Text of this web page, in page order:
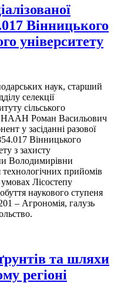
Вінницького
університету
наук, старший
селекції
сільського
НААН Роман Васильович
у засіданні разової
Вінницького
з захисту
Володимирівни
прийомів
Лісостепу
наукового ступеня
– Агрономія, галузь
та шляхи
регіоні